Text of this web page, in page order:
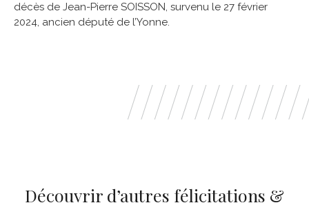
décès de Jean-Pierre SOISSON, survenu le 27 février
2024, ancien député de l’Yonne.
Découvrir d’autres félicitations &